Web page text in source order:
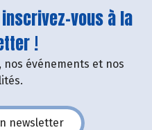
vous à la
!
événements et nos
newsletter